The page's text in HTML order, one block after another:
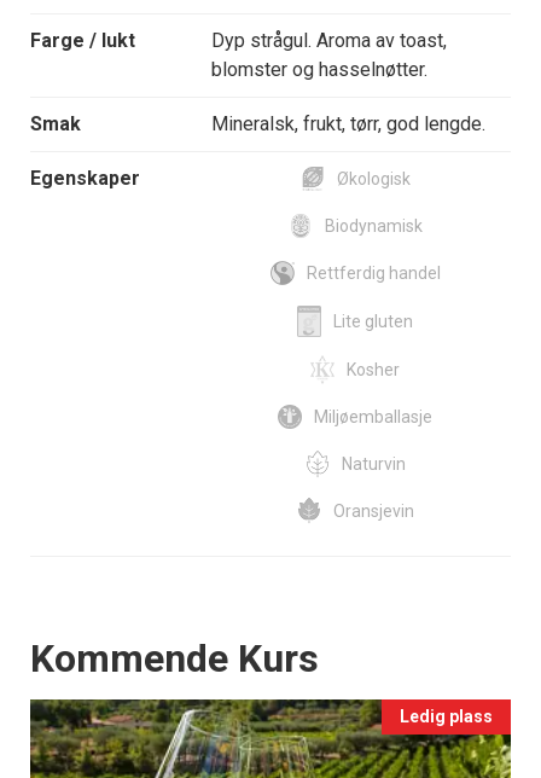
Farge / lukt
Dyp strågul. Aroma av toast,
blomster og hasselnøtter.
Smak Mineralsk, frukt, tørr, god lengde.
Egenskaper Økologisk
Biodynamisk
Rettferdig handel
Lite gluten
Kosher
Miljøemballasje
Naturvin
Oransjevin
Events
Kommende Kurs
Ledig plass